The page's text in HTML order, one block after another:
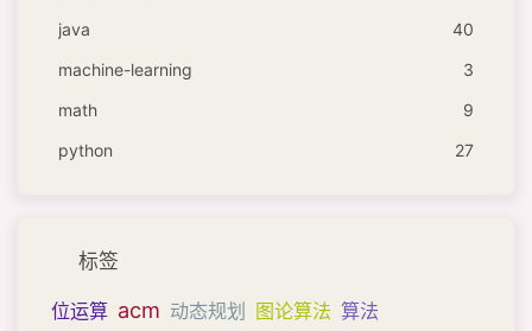
java
40
machine-learning
3
math
9
python
27
标签
位运算 acm 动态规划 图论算法 算法